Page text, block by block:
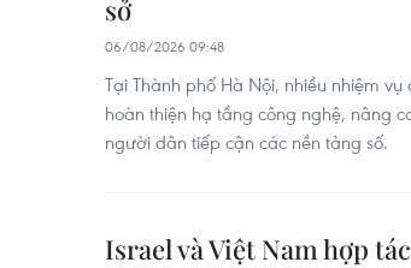
sở
06/08/2026 09:48
Tại Thành phố Hà Nội, nhiều nhiệm
hoàn thiện hạ tầng công nghệ, nâng
người dân tiếp cận các nền tảng số.
Israel và Việt Nam hợp